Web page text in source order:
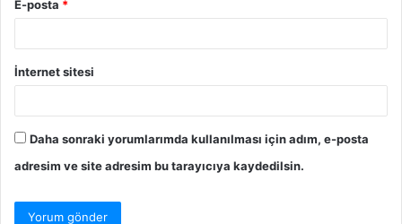
E-posta *
İnternet sitesi
Daha sonraki yorumlarımda kullanılması için adım, e-posta
adresim ve site adresim bu tarayıcıya kaydedilsin.